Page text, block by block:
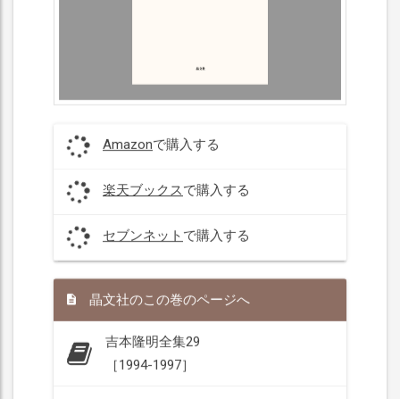
Amazonで購入する
楽天ブックスで購入する
セブンネット で購入する
晶文社のこの巻のページへ
吉本隆明全集29
［1994-1997］